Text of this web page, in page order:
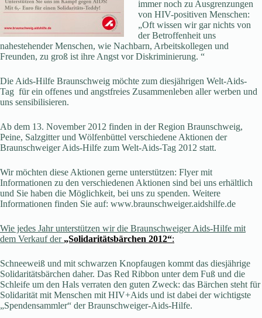
immer noch zu Ausgrenzungen
von HIV-positiven Menschen:
„Oft wissen wir gar nichts von
der Betroffenheit uns
nahestehender Menschen, wie Nachbarn, Arbeitskollegen und
Freunden, zu groß ist ihre Angst vor Diskriminierung. “
Die Aids-Hilfe Braunschweig möchte zum diesjährigen Welt-Aids-
Tag für ein offenes und angstfreies Zusammenleben aller werben und
uns sensibilisieren.
Ab dem 13. November 2012 finden in der Region Braunschweig,
Peine, Salzgitter und Wölfenbüttel verschiedene Aktionen der
Braunschweiger Aids-Hilfe zum Welt-Aids-Tag 2012 statt.
Wir möchten diese Aktionen gerne unterstützen: Flyer mit
Informationen zu den verschiedenen Aktionen sind bei uns erhältlich
und Sie haben die Möglichkeit, bei uns zu spenden. Weitere
Informationen finden Sie auf: www.braunschweiger.aidshilfe.de
Wie jedes Jahr unterstützen wir die Braunschweiger Aids-Hilfe mit
dem Verkauf der „Solidaritätsbärchen 2012“:
Schneeweiß und mit schwarzen Knopfaugen kommt das diesjährige
Solidaritätsbärchen daher. Das Red Ribbon unter dem Fuß und die
Schleife um den Hals verraten den guten Zweck: das Bärchen steht für
Solidarität mit Menschen mit HIV+Aids und ist dabei der wichtigste
„Spendensammler“ der Braunschweiger-Aids-Hilfe.